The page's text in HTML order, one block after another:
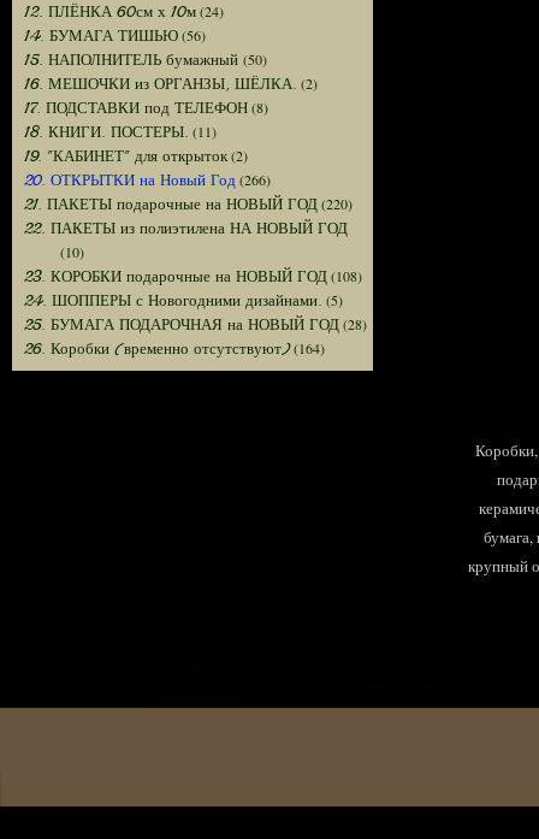
12. ПЛЁНКА 60см х 10м(24)
14. БУМАГА ТИШЬЮ(56)
15. НАПОЛНИТЕЛЬ бумажный (50)
16. МЕШОЧКИ из ОРГАНЗЫ, ШЁЛКА. (2)
17. ПОДСТАВКИ под ТЕЛЕФОН(8)
18. КНИГИ. ПОСТЕРЫ. (11)
19. "КАБИНЕТ" для открыток(2)
20. ОТКРЫТКИ на Новый Год (266)
21. ПАКЕТЫ подарочные на НОВЫЙ ГОД(220)
22. ПАКЕТЫ из полиэтилена НА НОВЫЙ ГОД
(10)
23. КОРОБКИ подарочные на НОВЫЙ ГОД(108)
24. ШОППЕРЫ с Новогодними дизайнами. (5)
25. БУМАГА ПОДАРОЧНАЯ на НОВЫЙ ГОД(28)
26. Коробки (временно отсутствуют)(164)
крупный